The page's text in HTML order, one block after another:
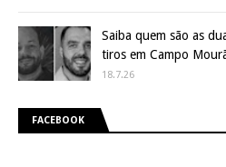
Saiba quem são as
tiros em Campo
18.7.26
FACEBOOK